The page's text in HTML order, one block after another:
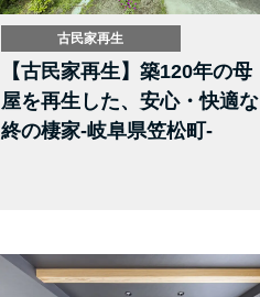
古民家再生
【古民家再生】築120年の母
屋を再生した、安心・快適な
終の棲家-岐阜県笠松町-